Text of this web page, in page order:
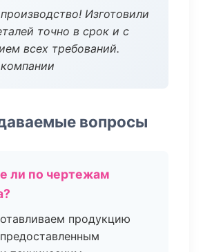
Изготовили
точно в срок и с
всех требований.
вопросы
ли по чертежам
продукцию